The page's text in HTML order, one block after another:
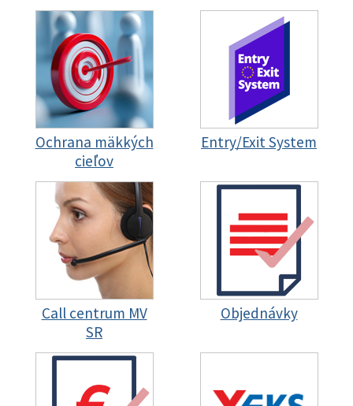
Ochrana mäkkých
cieľov
Entry/Exit System
Call centrum MV
SR
Objednávky